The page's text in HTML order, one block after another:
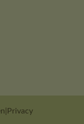
Privacy